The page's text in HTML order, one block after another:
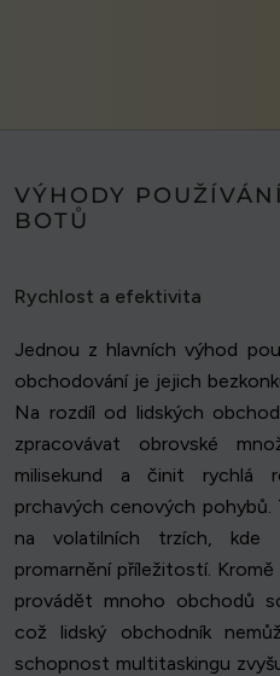
VÝHODY
BOTŮ
Rychlost a efektivita
Jednou z hlavních výhod
obchodování je jejich
Na rozdíl od lidských
zpracovávat obrovské
milisekund a činit rychlá
prchavých cenových
na volatilních trzích, kde
promarnění příležitostí.
provádět mnoho obchodů
což lidský obchodník
schopnost multitaskingu